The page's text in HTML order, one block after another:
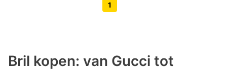
Vorige pagina knop
1
Bril kopen: van Gucci tot